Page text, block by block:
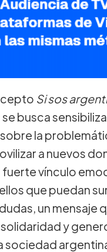
Si sos
se busca
la
a nuevos
fuerte vínculo
que puedan
un mensaje
y
sociedad